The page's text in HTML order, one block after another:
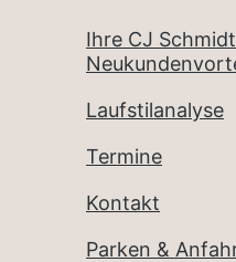
Ihre CJ
Laufstilanalyse
Termine
Kontakt
Parken &